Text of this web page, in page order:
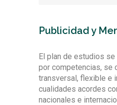
Publicidad y
El plan de estudios
por competencias, se
transversal, flexible e
cualidades acordes
nacionales e